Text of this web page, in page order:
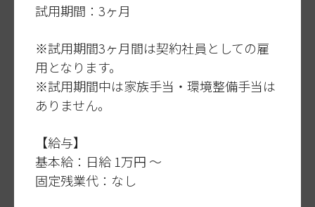
試用期間：3ヶ月
※試用期間3ヶ月間は契約社員としての雇
用となります。
※試用期間中は家族手当・環境整備手当は
ありません。
【給与】
基本給：日給 1万円 〜
固定残業代：なし